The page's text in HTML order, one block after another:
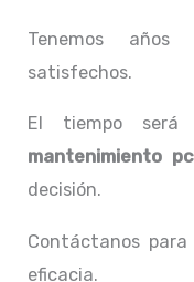
Tenemos
satisfechos.
El tiempo
mantenimiento
decisión.
Contáctanos
eficacia.